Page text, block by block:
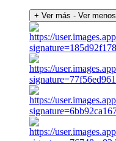
+ Ver más - Ver menos